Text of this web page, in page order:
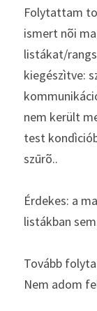
Folytattam
ismert nõi
listákat/
kiegészìtve:
nem került
test
szūrõ..
Érdekes: a
listákban
Tovább
Nem adom